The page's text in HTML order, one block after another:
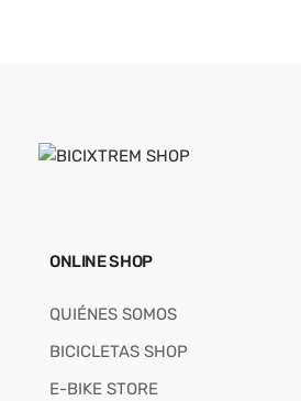
ONLINE SHOP
QUIÉNES SOMOS
BICICLETAS SHOP
E-BIKE STORE